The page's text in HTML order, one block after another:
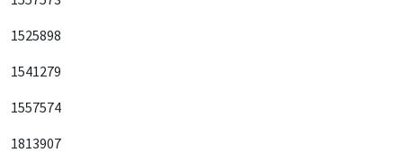
1525898
1541279
1557574
1813907